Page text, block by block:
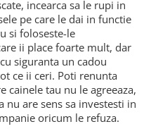
incearca sa le rupi in
pe care le dai in functie
si foloseste-le
ii place foarte mult, dar
siguranta un cadou
ce ii ceri. Poti renunta
cainele tau nu le agreeaza,
nu are sens sa investesti in
oricum le refuza.